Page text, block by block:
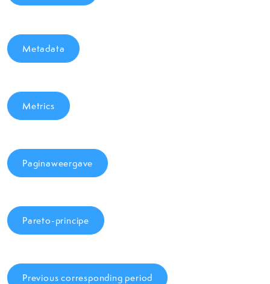
Metadata
Metrics
Paginaweergave
Pareto-principe
Previous corresponding period